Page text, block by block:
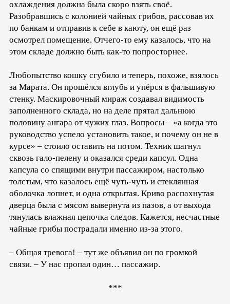
охлаждения должна была скоро взять своё.
Разобравшись с колонией чайных грибов, рассовав их
по банкам и отправив к себе в каюту, он ещё раз
осмотрел помещение. Отчего-то ему казалось, что на
этом складе должно быть как-то попросторнее.
Любопытство кошку сгубило и теперь, похоже, взялось
за Марата. Он прошёлся вглубь и упёрся в фальшивую
стенку. Маскировочный мираж создавал видимость
заполненного склада, но на деле прятал дальнюю
половину ангара от чужих глаз. Вопросы – «а когда это
руководство успело установить такое, и почему он не в
курсе» – стоило оставить на потом. Техник шагнул
сквозь гало-пелену и оказался среди капсул. Одна
капсула со спящими внутри пассажиром, настолько
толстым, что казалось ещё чуть-чуть и стеклянная
оболочка лопнет, и одна открытая. Криво распахнутая
дверца была с мясом вывернута из пазов, а от выхода
тянулась влажная цепочка следов. Кажется, несчастные
чайные грибы пострадали именно из-за этого.
– Общая тревога! – тут же объявил он по громкой
связи. – У нас пропал один… пассажир.
***